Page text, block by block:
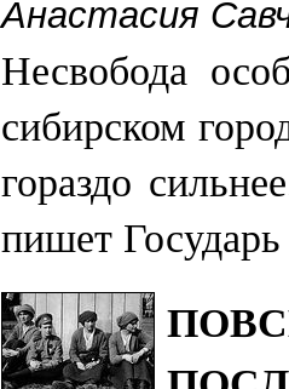
Храм
г. Курск
Лидская
Храм
г. Лида
Анастасия
Несвобода
сибирском
гораздо
пишет